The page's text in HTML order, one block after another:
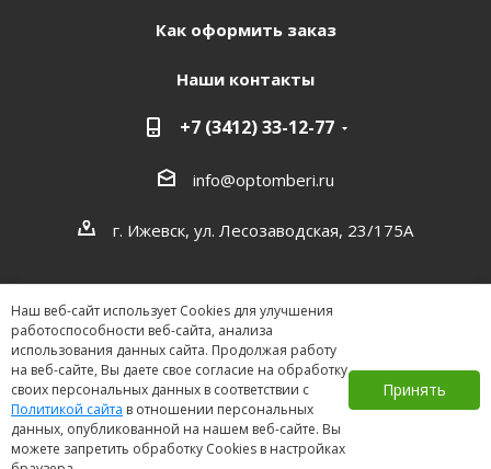
Наш веб-сайт использует Cookies для улучшения
работоспособности веб-сайта, анализа
использования данных сайта. Продолжая работу
на веб-сайте, Вы даете свое согласие на обработку
своих персональных данных в соответствии с
Политикой сайта в отношении персональных
данных, опубликованной на нашем веб-сайте. Вы
можете запретить обработку Cookies в настройках
Принять
Как оформить заказ
Наши контакты
+7 (3412) 33-12-77
info@optomberi.ru
г. Ижевск, ул. Лесозаводская, 23/175А
2026 ©